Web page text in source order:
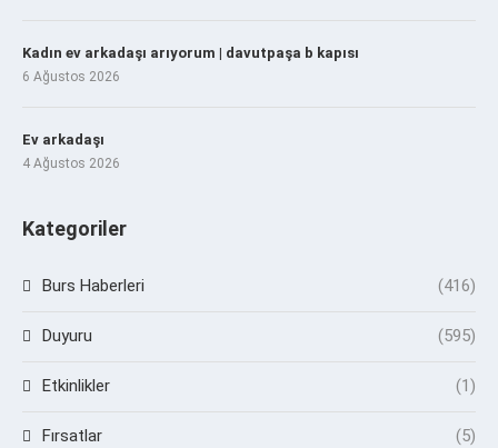
Kadın ev arkadaşı arıyorum | davutpaşa b kapısı
6 Ağustos 2026
Ev arkadaşı
4 Ağustos 2026
Kategoriler
Burs Haberleri (416)
Duyuru (595)
Etkinlikler (1)
Fırsatlar (5)